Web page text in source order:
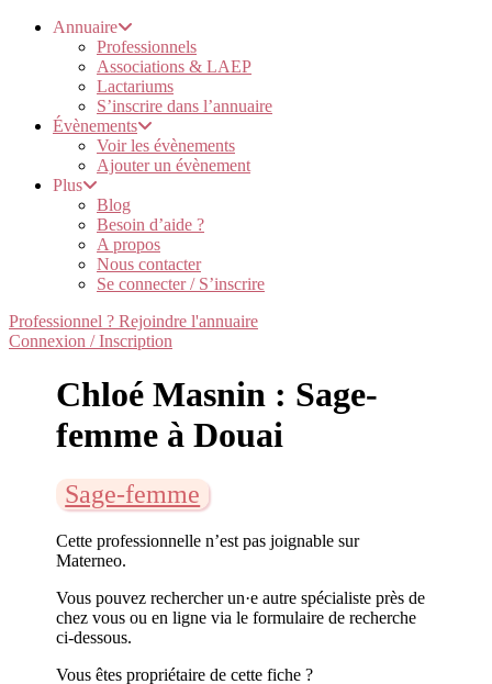
Annuaire
Professionnels
Associations & LAEP
Lactariums
S’inscrire dans l’annuaire
Évènements
Voir les évènements
Ajouter un évènement
Plus
Blog
Besoin d’aide ?
A propos
Nous contacter
Se connecter / S’inscrire
Professionnel ? Rejoindre l'annuaire
Connexion / Inscription
Chloé Masnin : Sage-
femme à Douai
Sage-femme
Cette professionnelle n’est pas joignable sur
Materneo.
Vous pouvez rechercher un·e autre spécialiste près de
chez vous ou en ligne via le formulaire de recherche
ci-dessous.
Vous êtes propriétaire de cette fiche ?